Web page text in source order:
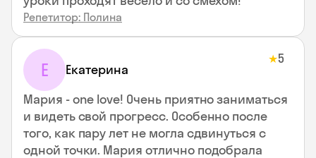
Репетитор: Полина
Е Екатерина
★5
Мария - one love! Очень приятно заниматься
и видеть свой прогресс. Особенно после
того, как пару лет не могла сдвинуться с
одной точки. Мария отлично подобрала